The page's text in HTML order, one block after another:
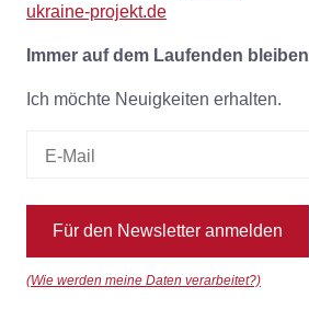
ukraine-projekt.de
Immer auf dem Laufenden bleiben
Ich möchte Neuigkeiten erhalten.
Für den Newsletter anmelden
(Wie werden meine Daten verarbeitet?)